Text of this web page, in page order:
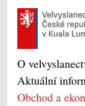
O
Aktuální
Obchod a